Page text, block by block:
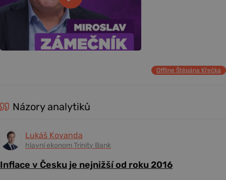
Offline Štěpána Křečka
Názory analytiků
Lukáš Kovanda
hlavní ekonom Trinity Bank
Inflace v Česku je nejnižší od roku 2016